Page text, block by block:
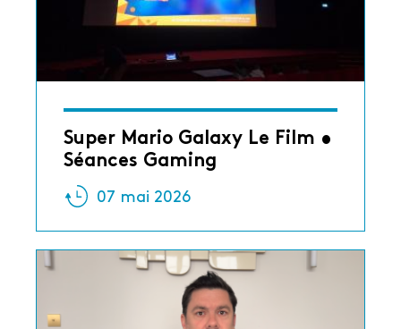
Super Mario Galaxy Le Film •
Séances Gaming
07 mai 2026